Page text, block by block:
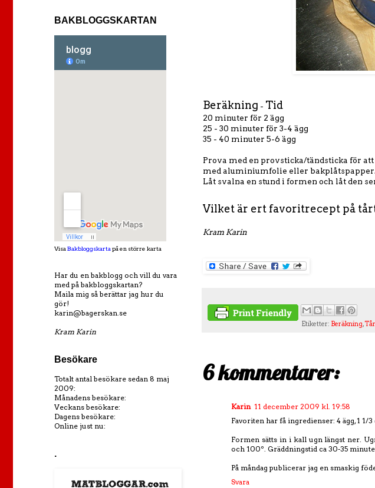
Beräkning - Tid
20 minuter för 2 ägg
25 - 30 minuter för 3-4 ägg
35 - 40 minuter 5-6 ägg
Prova med en provsticka/tändsticka för
med aluminiumfolie eller
Låt svalna en stund i formen och låt den
Vilket är ert favoritrecept på
Kram Karin
Etiketter: Beräkning,
6 kommentarer:
Karin 11 december 2009 kl. 19:58
Favoriten har få ingredienser: 4 ägg, 1 1/
Formen sätts in i kall ugn längst ner.
och 100º. Gräddningstid ca 30-35
På måndag publicerar jag en smaskig
Svara
BAKBLOGGSKARTAN
Visa Bakbloggskarta på en större karta
Har du en bakblogg och vill du vara
med på bakbloggskartan?
Maila mig så berättar jag hur du
gör!
karin@bagerskan.se
Kram Karin
Besökare
Totalt antal besökare sedan 8 maj
2009:
Månadens besökare:
Veckans besökare:
Dagens besökare:
Online just nu:
.